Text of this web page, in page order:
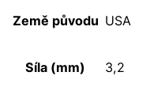
Země původu USA
Síla (mm) 3,2